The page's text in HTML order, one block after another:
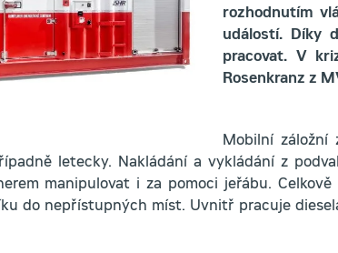
rozhodnutím
událostí. Díky
pracovat. V
Rosenkranz z
Mobilní
letecky. Nakládání a vykládání z
manipulovat i za pomoci jeřábu.
do nepřístupných míst. Uvnitř pracuje